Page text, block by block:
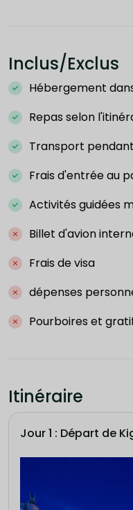
Inclus/Exclus
Hébergement
Repas selon
Transport
Frais d'entrée au
Activités guidées
Billet d'avion
Frais de visa
dépenses
Pourboires et
Itinéraire
Jour 1 : Départ de